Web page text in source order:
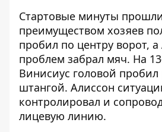
Стартовые минуты
преимуществом хозяев
пробил по центру ворот, а
проблем забрал мяч. На
Винисиус головой
штангой. Алиссон
контролировал и
лицевую линию.